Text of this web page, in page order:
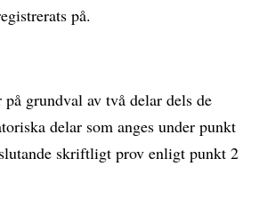
på.
grundval av två delar dels de
delar som anges under punkt
skriftligt prov enligt punkt 2